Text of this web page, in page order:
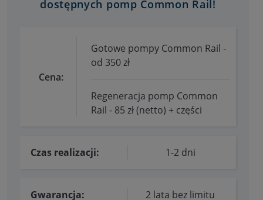
dostępnych pomp Common Rail!
Cena:
Gotowe pompy Common Rail -
od 350 zł
Regeneracja pomp Common
Rail - 85 zł (netto) + części
Czas realizacji: 1-2 dni
Gwarancja:
2 lata bez limitu